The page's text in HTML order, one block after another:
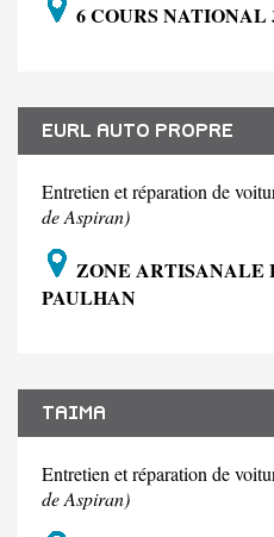
6 COURS NATIONAL
EURL AUTO PROPRE
Entretien et réparation de
de Aspiran)
ZONE ARTISANALE
PAULHAN
TAIMA
Entretien et réparation de
de Aspiran)